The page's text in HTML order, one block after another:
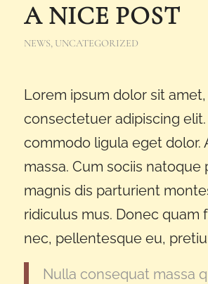
A NICE POST
NEWS, UNCATEGORIZED
Lorem ipsum dolor sit amet,
consectetuer adipiscing
commodo ligula eget dolor.
massa. Cum sociis natoque
magnis dis parturient
ridiculus mus. Donec quam
nec, pellentesque eu,
Nulla consequat massa